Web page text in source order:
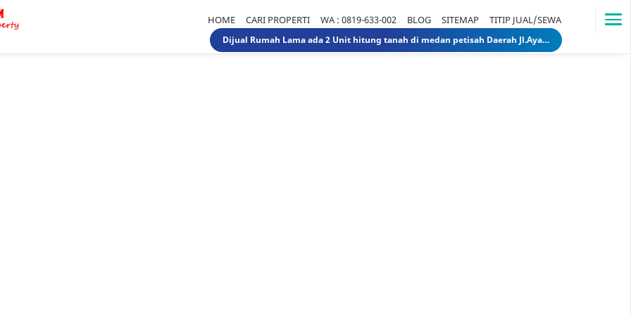
HOME CARI PROPERTI WA : 0819-633-002 BLOG SITEMAP TITIP JUAL/SEWA
Dijual Rumah Lama ada 2 Unit hitung tanah di medan petisah Daerah Jl.Ayahanda masuk jl.batutulis 1.3 Miliar 1.5 Miliar rumahlamatanahdiayahanda